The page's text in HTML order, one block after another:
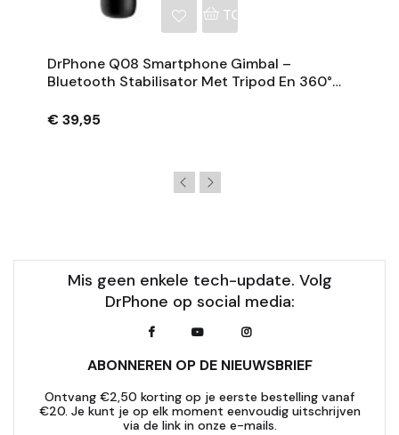
TOEVOEGEN AAN
DrPhone Q08 Smartphone Gimbal –
Bluetooth Stabilisator Met Tripod En 360°
€ 39,95
Mis geen enkele tech-update. Volg
DrPhone op social media:
ABONNEREN OP DE NIEUWSBRIEF
Ontvang €2,50 korting op je eerste bestelling vanaf
€20. Je kunt je op elk moment eenvoudig uitschrijven
via de link in onze e-mails.